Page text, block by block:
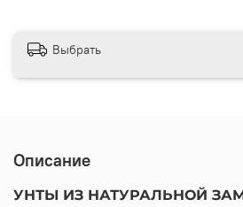
Выбрать
Описание
УНТЫ ИЗ НАТУРАЛЬНОЙ